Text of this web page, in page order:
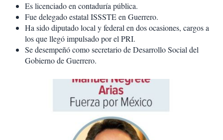
Es licenciado en contaduría pública.
Fue delegado estatal ISSSTE en Guerrero.
Ha sido diputado local y federal en dos ocasiones, cargos a
los que llegó impulsado por el PRI.
Se desempeñó como secretario de Desarrollo Social del
Gobierno de Guerrero.